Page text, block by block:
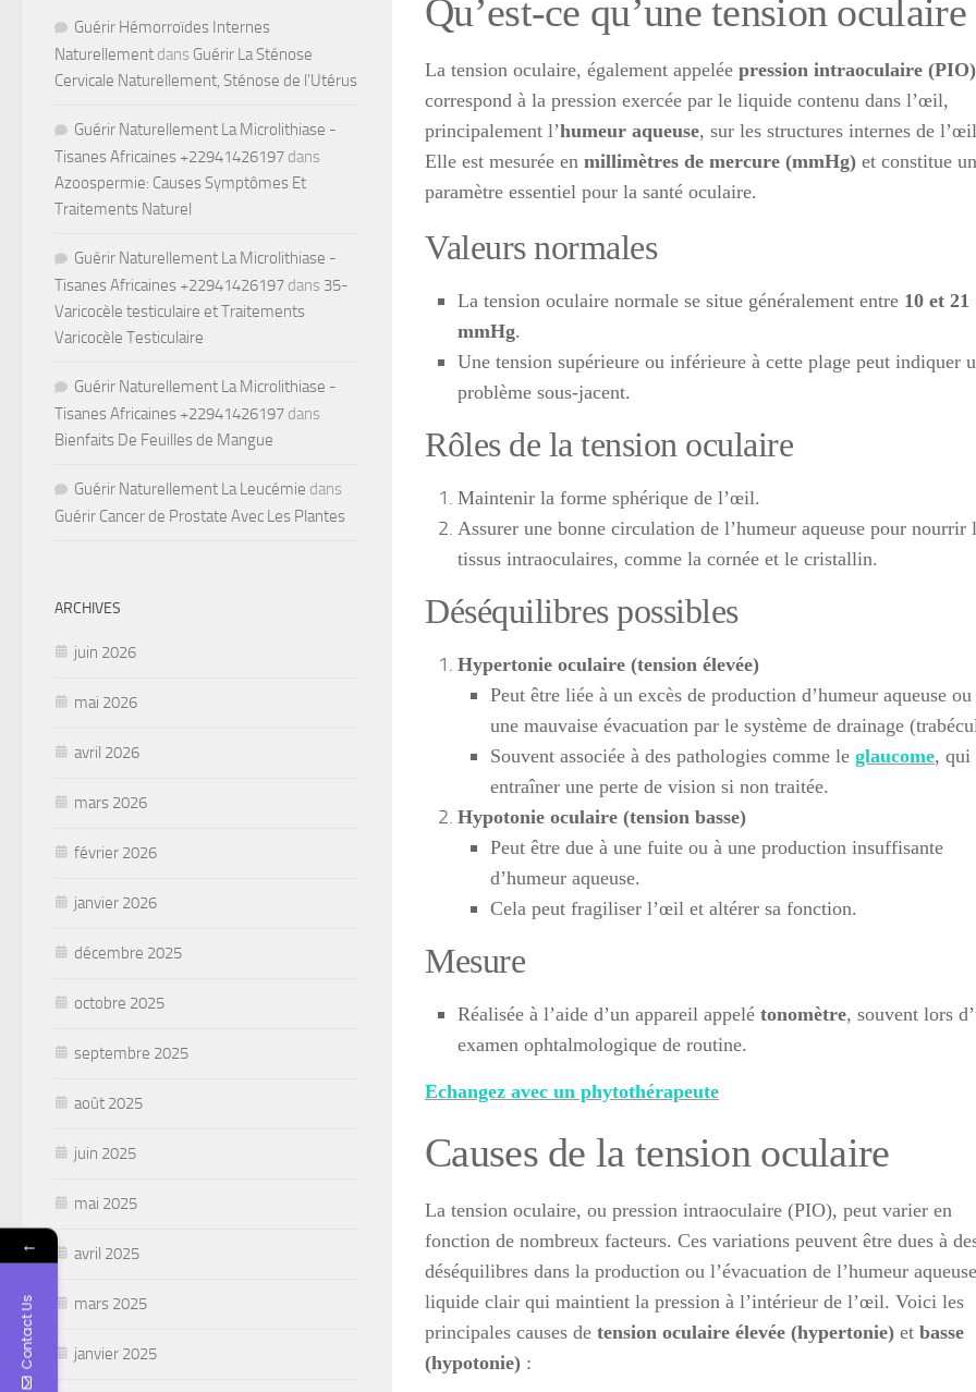
Qu’est-ce qu’une tension oculaire
La tension oculaire, également appelée pression intraoculaire (PIO)
correspond à la pression exercée par le liquide contenu dans l’œil,
principalement l’humeur aqueuse, sur les structures internes de
Elle est mesurée en millimètres de mercure (mmHg) et constitue un
paramètre essentiel pour la santé oculaire.
Valeurs normales
La tension oculaire normale se situe généralement entre 10 et 21
mmHg.
Une tension supérieure ou inférieure à cette plage peut indiquer
problème sous-jacent.
Rôles de la tension oculaire
Maintenir la forme sphérique de l’œil.
Assurer une bonne circulation de l’humeur aqueuse pour nourrir
tissus intraoculaires, comme la cornée et le cristallin.
Déséquilibres possibles
Hypertonie oculaire (tension élevée)
Peut être liée à un excès de production d’humeur aqueuse ou
une mauvaise évacuation par le système de drainage
Souvent associée à des pathologies comme le glaucome, qui
entraîner une perte de vision si non traitée.
Hypotonie oculaire (tension basse)
Peut être due à une fuite ou à une production insuffisante
d’humeur aqueuse.
Cela peut fragiliser l’œil et altérer sa fonction.
Mesure
Réalisée à l’aide d’un appareil appelé tonomètre, souvent lors
examen ophtalmologique de routine.
Echangez avec un phytothérapeute
Causes de la tension oculaire
La tension oculaire, ou pression intraoculaire (PIO), peut varier en
fonction de nombreux facteurs. Ces variations peuvent être dues à
déséquilibres dans la production ou l’évacuation de l’humeur
liquide clair qui maintient la pression à l’intérieur de l’œil. Voici les
principales causes de tension oculaire élevée (hypertonie) et basse
(hypotonie) :
Guérir Hémorroïdes Internes
Naturellement dans Guérir La Sténose
Cervicale Naturellement, Sténose de l’Utérus
Guérir Naturellement La Microlithiase -
Tisanes Africaines +22941426197 dans
Azoospermie: Causes Symptômes Et
Traitements Naturel
Guérir Naturellement La Microlithiase -
Tisanes Africaines +22941426197 dans 35-
Varicocèle testiculaire et Traitements
Varicocèle Testiculaire
Guérir Naturellement La Microlithiase -
Tisanes Africaines +22941426197 dans
Bienfaits De Feuilles de Mangue
Guérir Naturellement La Leucémie dans
Guérir Cancer de Prostate Avec Les Plantes
ARCHIVES
juin 2026
mai 2026
avril 2026
mars 2026
février 2026
janvier 2026
décembre 2025
octobre 2025
septembre 2025
août 2025
juin 2025
mai 2025
avril 2025
mars 2025
janvier 2025
←
Contact Us